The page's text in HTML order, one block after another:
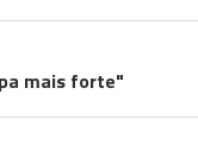
mais forte"